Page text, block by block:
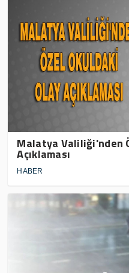
Malatya Valiliği'nden
Açıklaması
HABER